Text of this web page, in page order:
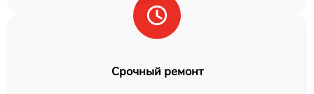
Срочный ремонт